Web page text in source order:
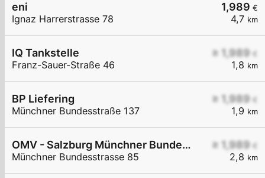
1,989 €
4,7 km
eni
Ignaz Harrerstrasse 78
≥ 1,989 €
1,8 km
IQ Tankstelle
Franz-Sauer-Straße 46
≥ 1,989 €
1,9 km
BP Liefering
Münchner Bundesstraße 137
≥ 1,989 €
2,8 km
OMV - Salzburg Münchner Bundesstraße 85
Münchner Bundesstrasse 85